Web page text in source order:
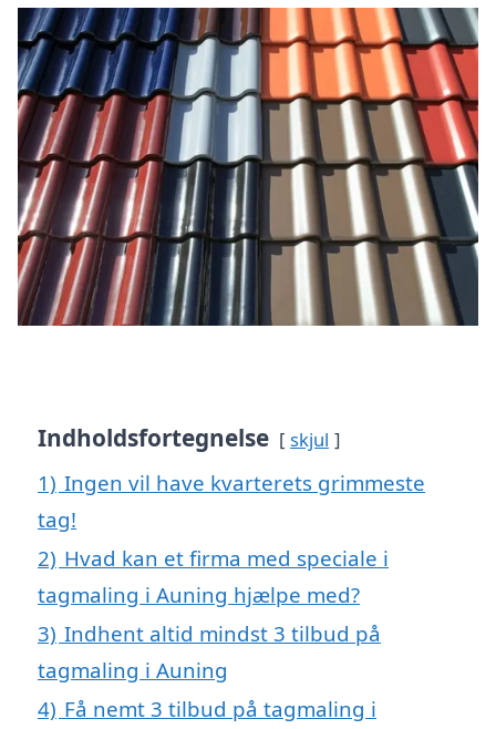
Indholdsfortegnelse skjul
1) Ingen vil have kvarterets grimmeste
tag!
2) Hvad kan et firma med speciale i
tagmaling i Auning hjælpe med?
3) Indhent altid mindst 3 tilbud på
tagmaling i Auning
4) Få nemt 3 tilbud på tagmaling i